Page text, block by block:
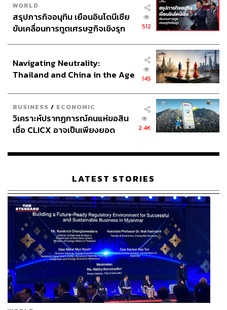
WORLD
สรุปภารกิจอนุทิน เยือนอินโดนีเซีย
ขับเคลื่อนการทูตเศรษฐกิจเชิงรุก
512
Navigating Neutrality:
Thailand and China in the Age
145
BUSINESS / ECONOMIC
วิเคราะห์ปรากฏการณ์คนแห่ขอสิน
เชื่อ CLICX อาจเป็นเพียงยอด
เรือนไทยที่ถูกซุกไว้
2.4K
LATEST STORIES